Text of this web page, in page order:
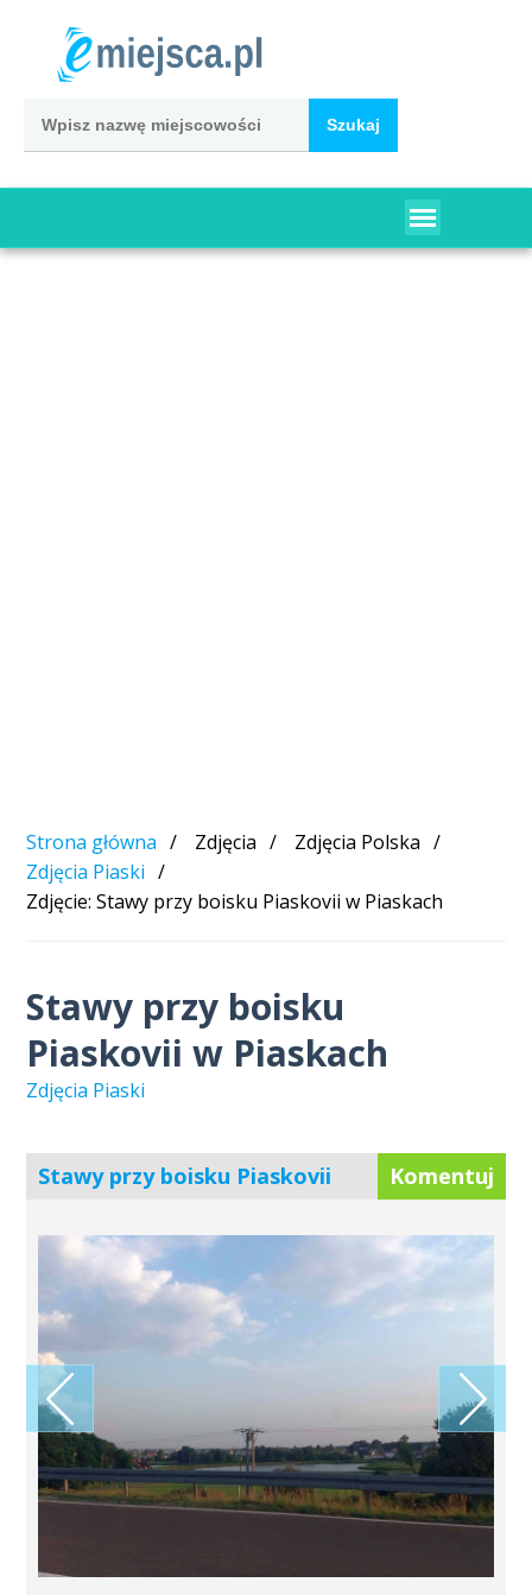
Strona główna Zdjęcia
Zdjęcia Polska
Zdjęcia Piaski
Zdjęcie: Stawy przy boisku Piaskovii w Piaskach
Stawy przy boisku
Piaskovii w Piaskach
Zdjęcia Piaski
Stawy przy boisku Piaskovii Komentuj